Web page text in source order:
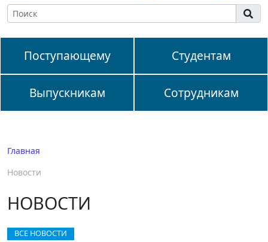
Поступающему Студентам
Выпускникам Сотрудникам
Главная
Новости
НОВОСТИ
ВСЕ НОВОСТИ